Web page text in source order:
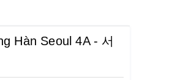
Hàn Seoul 4A - 서